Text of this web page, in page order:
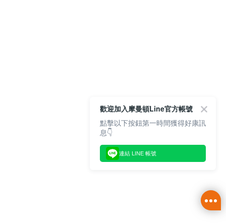
歡迎加入摩曼頓Line官方帳號
點擊以下按鈕第一時間獲得好康訊
息👇
連結 LINE 帳號